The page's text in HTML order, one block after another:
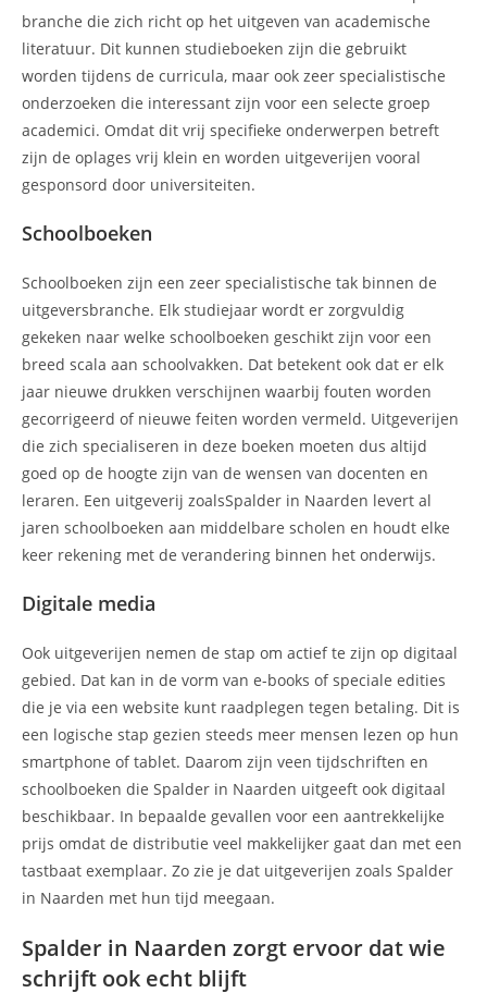
branche die zich richt op het uitgeven van academische
literatuur. Dit kunnen studieboeken zijn die gebruikt
worden tijdens de curricula, maar ook zeer specialistische
onderzoeken die interessant zijn voor een selecte groep
academici. Omdat dit vrij specifieke onderwerpen betreft
zijn de oplages vrij klein en worden uitgeverijen vooral
gesponsord door universiteiten.
Schoolboeken
Schoolboeken zijn een zeer specialistische tak binnen de
uitgeversbranche. Elk studiejaar wordt er zorgvuldig
gekeken naar welke schoolboeken geschikt zijn voor een
breed scala aan schoolvakken. Dat betekent ook dat er elk
jaar nieuwe drukken verschijnen waarbij fouten worden
gecorrigeerd of nieuwe feiten worden vermeld. Uitgeverijen
die zich specialiseren in deze boeken moeten dus altijd
goed op de hoogte zijn van de wensen van docenten en
leraren. Een uitgeverij zoalsSpalder in Naarden levert al
jaren schoolboeken aan middelbare scholen en houdt elke
keer rekening met de verandering binnen het onderwijs.
Digitale media
Ook uitgeverijen nemen de stap om actief te zijn op digitaal
gebied. Dat kan in de vorm van e-books of speciale edities
die je via een website kunt raadplegen tegen betaling. Dit is
een logische stap gezien steeds meer mensen lezen op hun
smartphone of tablet. Daarom zijn veen tijdschriften en
schoolboeken die Spalder in Naarden uitgeeft ook digitaal
beschikbaar. In bepaalde gevallen voor een aantrekkelijke
prijs omdat de distributie veel makkelijker gaat dan met een
tastbaat exemplaar. Zo zie je dat uitgeverijen zoals Spalder
in Naarden met hun tijd meegaan.
Spalder in Naarden zorgt ervoor dat wie
schrijft ook echt blijft